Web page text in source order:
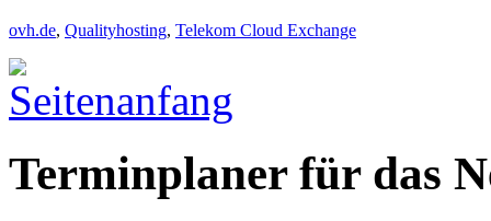
ovh.de, Qualityhosting, Telekom Cloud Exchange
Terminplaner für das